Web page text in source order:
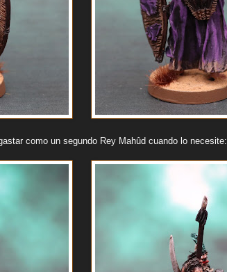
como un segundo Rey Mahûd cuando lo necesite: